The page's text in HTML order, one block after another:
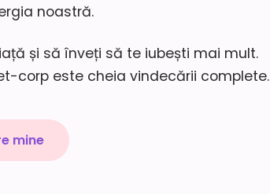
noastră.
și să înveți să te iubești mai mult.
corp este cheia vindecării complete.
mine